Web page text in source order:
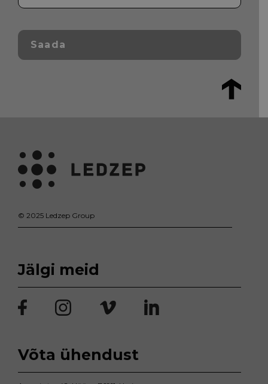
Saada
© 2025 Ledzep Group
Jälgi meid
Võta ühendust